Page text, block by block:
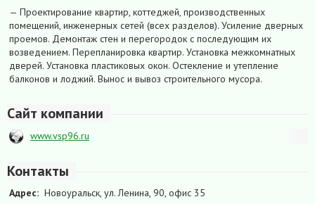
— Проектирование квартир, коттеджей, производственных
помещений, инженерных сетей (всех разделов). Усиление дверных
проемов. Демонтаж стен и перегородок с последующим их
возведением. Перепланировка квартир. Установка межкомнатных
дверей. Установка пластиковых окон. Остекление и утепление
балконов и лоджий. Вынос и вывоз строительного мусора.
Сайт компании
www.vsp96.ru
Контакты
Адрес: Новоуральск, ул. Ленина, 90, офис 35